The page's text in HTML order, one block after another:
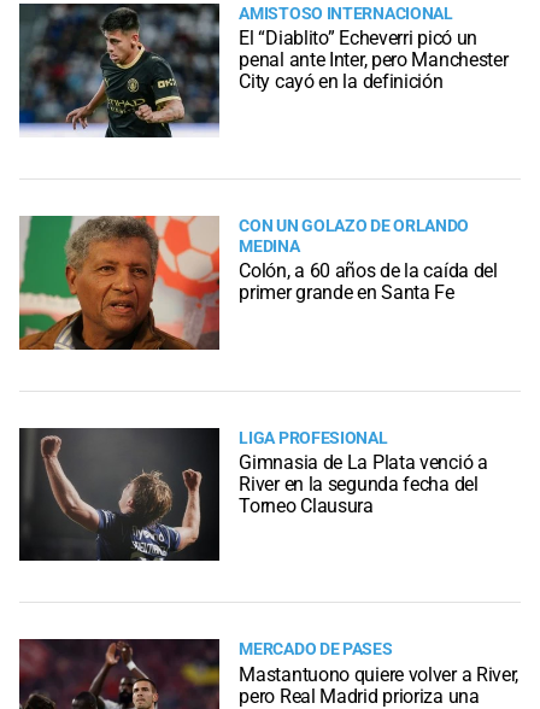
AMISTOSO INTERNACIONAL
El “Diablito” Echeverri picó un
penal ante Inter, pero Manchester
City cayó en la definición
CON UN GOLAZO DE ORLANDO
MEDINA
Colón, a 60 años de la caída del
primer grande en Santa Fe
LIGA PROFESIONAL
Gimnasia de La Plata venció a
River en la segunda fecha del
Torneo Clausura
MERCADO DE PASES
Mastantuono quiere volver a River,
pero Real Madrid prioriza una